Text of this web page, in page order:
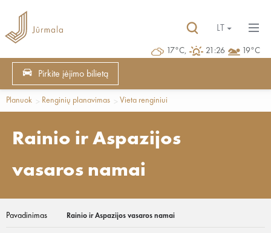
17°C, 21:26 19°C
LT
Pirkite įėjimo bilietą
Planuok Renginių planavimas Vieta renginiui
Rainio ir Aspazijos
vasaros namai
Pavadinimas Rainio ir Aspazijos vasaros namai